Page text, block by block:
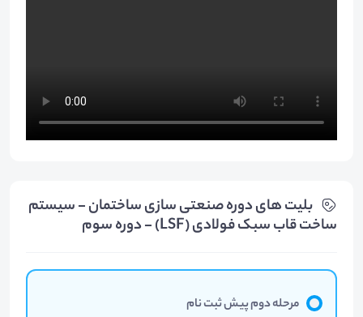
بلیت های دوره صنعتی سازی ساختمان - سیستم
ساخت قاب سبک فولادی (LSF) - دوره سوم
مرحله دوم پیش ثبت نام